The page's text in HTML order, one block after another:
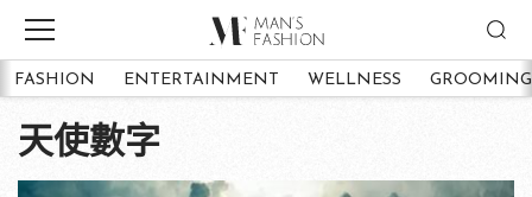
FASHION ENTERTAINMENT WELLNESS GROOMING
天使數字